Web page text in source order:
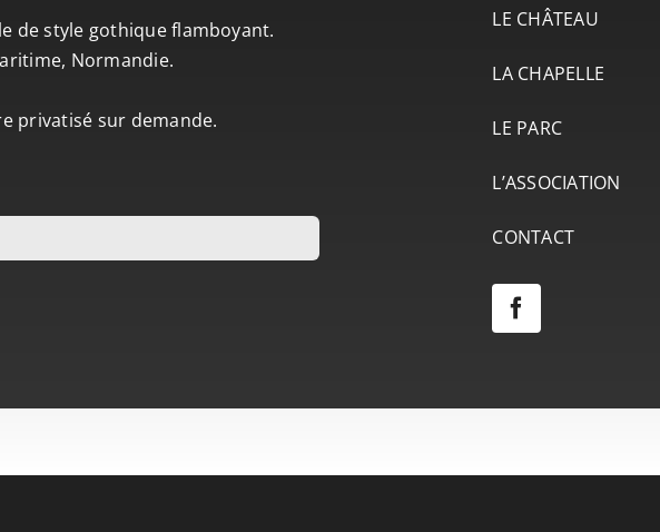
de style gothique flamboyant.
Normandie.
privatisé sur demande.
LE CHÂTEAU
LA CHAPELLE
LE PARC
L’ASSOCIATION
CONTACT